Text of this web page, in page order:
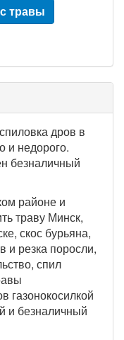
травы
дров в
и недорого.
безналичный
районе и
траву Минск,
скос бурьяна,
и резка поросли,
спил
газонокосилкой
и безналичный